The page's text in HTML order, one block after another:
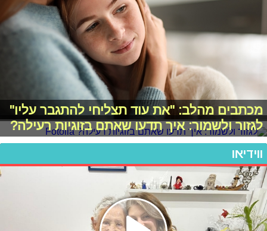
מכתבים מהלב: "את עוד תצליחי להתגבר עליו"
לגזור ולשמור: איך תדעו שאתם בזוגיות רעילה?
ווידיאו